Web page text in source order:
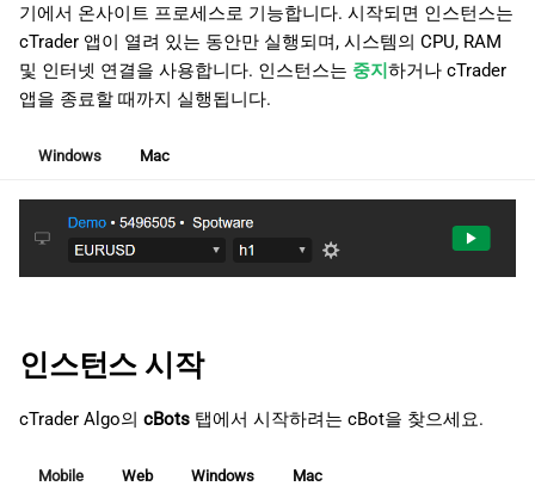
기에서 온사이트 프로세스로 기능합니다. 시작되면 인스턴스는
cTrader 앱이 열려 있는 동안만 실행되며, 시스템의 CPU, RAM
및 인터넷 연결을 사용합니다. 인스턴스는 중지하거나 cTrader
앱을 종료할 때까지 실행됩니다.
Windows Mac
인스턴스 시작
cTrader Algo의 cBots 탭에서 시작하려는 cBot을 찾으세요.
Mobile Web Windows Mac